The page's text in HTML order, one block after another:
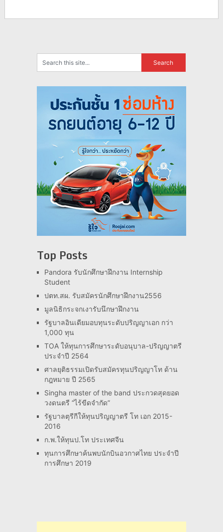
Top Posts
Pandora รับนักศึกษาฝึกงาน Internship
Student
ปตท.สผ. รับสมัครนักศึกษาฝึกงาน2556
มูลนิธิกระจกเงารับนึกษาฝึกงาน
รัฐบาลอินเดียมอบทุนระดับปริญญาเอก กว่า
1,000 ทุน
TOA ให้ทุนการศึกษาระดับอนุบาล-ปริญญาตรี
ประจำปี 2564
ศาลยุติธรรมเปิดรับสมัครทุนปริญญาโท ด้าน
กฎหมาย ปี 2565
Singha master of the band ประกวดสุดยอด
วงดนตรี “ไร้ขีดจำกัด”
รัฐบาลตุรีกีให้ทุนปริญญาตรี โท เอก 2015-
2016
ก.พ.ให้ทุนป.โท ประเทศจีน
ทุนการศึกษาค้นพบนักบินอวกาศไทย ประจำปี
การศึกษา 2019